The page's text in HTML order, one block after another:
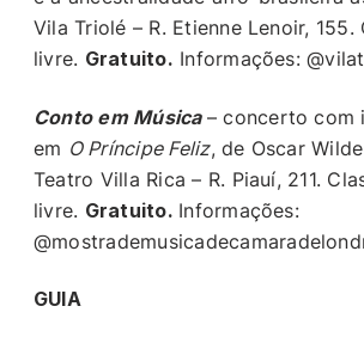
Vila Triolé – R. Etienne Lenoir,
livre. Gratuito. Informações:
Conto em Música – concerto com
em O Príncipe Feliz, de Oscar
Teatro Villa Rica – R. Piauí, 211.
livre. Gratuito. Informações:
GUIA